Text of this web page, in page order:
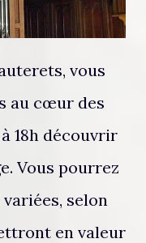
vous
au cœur des
18h découvrir
Vous pourrez
selon
en valeur